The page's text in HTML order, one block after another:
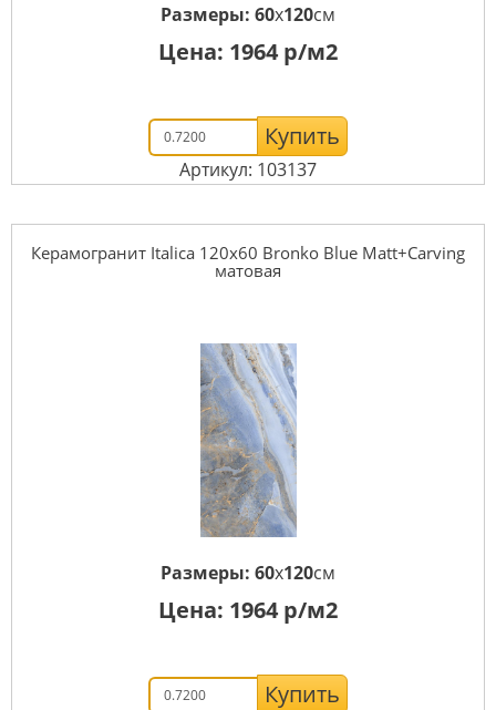
Размеры: 60x120см
Цена: 1964 р/м2
Купить
Артикул: 103137
Керамогранит Italica 120x60 Bronko Blue Matt+Carving
матовая
Размеры: 60x120см
Цена: 1964 р/м2
Купить